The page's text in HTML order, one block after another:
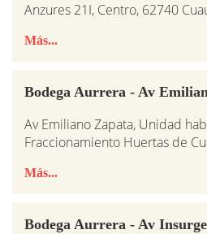
Anzures 21I, Centro, 62740
Más...
Bodega Aurrera - Av
Av Emiliano Zapata, Unidad
Fraccionamiento Huertas de
Más...
Bodega Aurrera - Av